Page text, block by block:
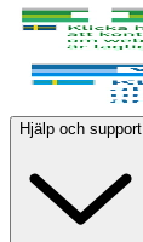
Hjälp och support